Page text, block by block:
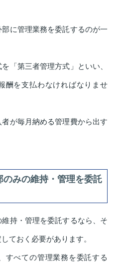
に管理業務を委託するのが一
「第三者管理方式」といい、
酬を支払わなければなりませ
が毎月納める管理費から出す
みの維持・管理を委託
持・管理を委託するなら、そ
ておく必要があります。
すべての管理業務を委託する